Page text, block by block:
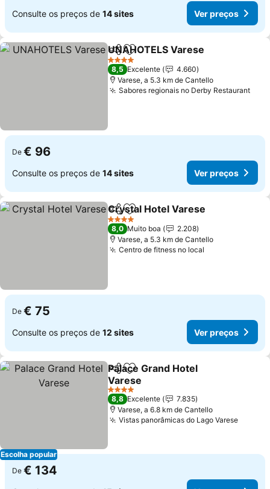
Consulte os preços de 14 sites Ver preços
PartilharAdicionar aos favoritos
UNAHOTELS Varese
4 Estrelas
8,5 Excelente
4.660
Varese, a 5.3 km de Cantello
Sabores regionais no Derby Restaurant
De € 96
Consulte os preços de 14 sites Ver preços
PartilharAdicionar aos favoritos
Crystal Hotel Varese
4 Estrelas
8,0 Muito boa
2.208
Varese, a 5.3 km de Cantello
Centro de fitness no local
De € 75
Consulte os preços de 12 sites Ver preços
Escolha popular
PartilharAdicionar aos favoritos
Palace Grand Hotel
Varese
4 Estrelas
8,8 Excelente
7.835
Varese, a 6.8 km de Cantello
Vistas panorâmicas do Lago Varese
De € 134